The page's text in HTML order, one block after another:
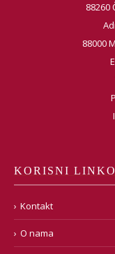
88260
88000
KORISNI
Kontakt
O nama